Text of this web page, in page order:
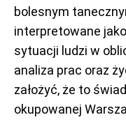
bolesnym
interpretowane
sytuacji ludzi w
analiza prac oraz
założyć, że to
okupowanej